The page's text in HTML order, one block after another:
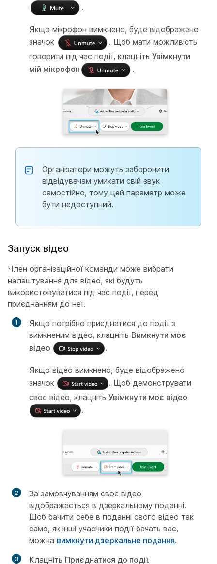
.
Якщо мікрофон вимкнено, буде відображено
значок
. Щоб мати можливість
говорити під час події, клацніть Увімкнути
мій мікрофон
.
Організатори можуть заборонити
відвідувачам умикати свій звук
самостійно, тому цей параметр може
бути недоступний.
Запуск відео
Член організаційної команди може вибрати
налаштування для відео, які будуть
використовуватися під час події, перед
приєднанням до неї.
Якщо потрібно приєднатися до події з
вимкненим відео, клацніть Вимкнути моє
відео
.
Якщо відео вимкнено, буде відображено
значок
. Щоб демонструвати
своє відео, клацніть Увімкнути моє відео
.
За замовчуванням своє відео
відображається в дзеркальному поданні.
Щоб бачити себе в поданні свого відео так
само, як інші учасники події бачать вас,
можна вимкнути дзеркальне подання.
Клацніть Приєднатися до події.